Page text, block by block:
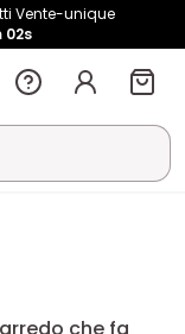
Vente-unique
01s